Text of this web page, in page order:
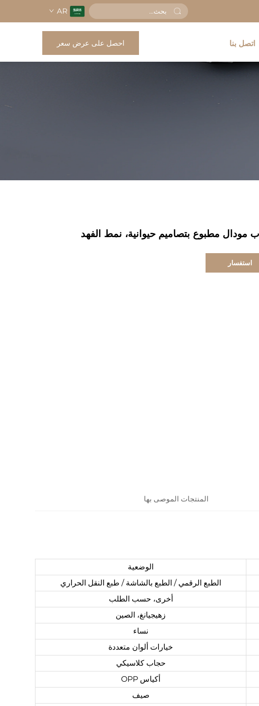
AR
اتصل بنا احصل على عرض سعر
مودال مطبوع بتصاميم حيوانية، نمط الفهد
استفسار
المنتجات الموصى بها
الوضعية
الطبع الرقمي / الطبع بالشاشة / طبع النقل الحراري
أخرى، حسب الطلب
زهيجيانغ، الصين
نساء
خيارات ألوان متعددة
حجاب كلاسيكي
أكياس OPP
صيف